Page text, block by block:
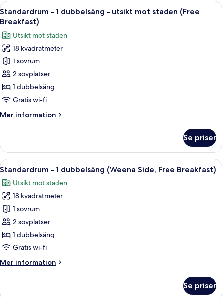
enkelsängar
(Weena
High
Floor,
Breakfast)
Öppna
alla
foton
för
Standardrum
-
1
dubbelsäng
-
mot
Breakfast)
Ett hotellrum med en stor säng, ett
8
Standardrum - 1 dubbelsäng - utsikt mot staden (Free
Breakfast)
Utsikt mot staden
18 kvadratmeter
1 sovrum
2 sovplatser
1 dubbelsäng
Gratis wi-fi
Mer information
Mer
-
dubbelsäng
utsikt
mot
staden
(Free
Breakfast)
Se priser
Öppna
alla
foton
för
Standardrum
-
1
dubbelsäng
Side,
Ett hotellrum med en stor säng, ett
7
Standardrum - 1 dubbelsäng (Weena Side, Free Breakfast)
Utsikt mot staden
18 kvadratmeter
1 sovrum
2 sovplatser
1 dubbelsäng
Gratis wi-fi
Mer information
Mer
Se priser